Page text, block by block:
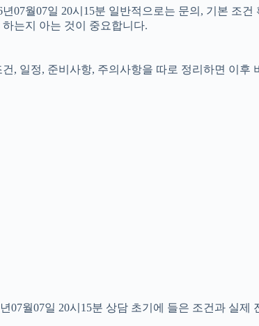
07월07일 20시15분 일반적으로는 문의, 기본 조건
는지 아는 것이 중요합니다.
, 일정, 준비사항, 주의사항을 따로 정리하면 이후
월07일 20시15분 상담 초기에 들은 조건과 실제